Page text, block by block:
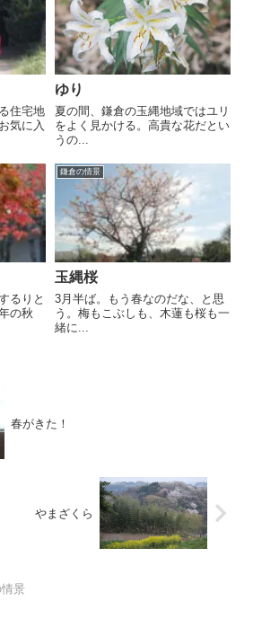
住宅地
気に入
ゆり
夏の間、鎌倉の玉縄地域ではユリ
をよく見かける。高貴な花だとい
うの...
るりと
の秋
鎌倉の情景
玉縄桜
3月半ば。もう春なのだな、と思
う。梅もこぶしも、木蓮も桜も一
緒に...
春がきた！
やまざくら
景